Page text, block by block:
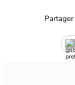
Partager